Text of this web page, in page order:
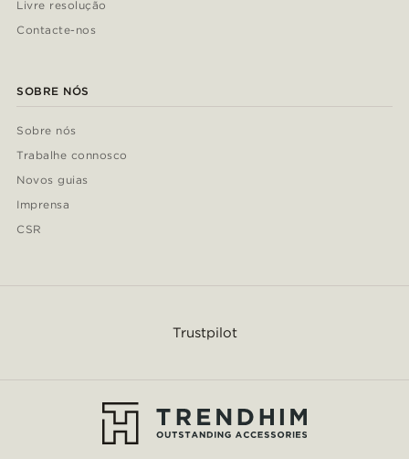
Livre resolução
Contacte-nos
SOBRE NÓS
Sobre nós
Trabalhe connosco
Novos guias
Imprensa
CSR
Trustpilot